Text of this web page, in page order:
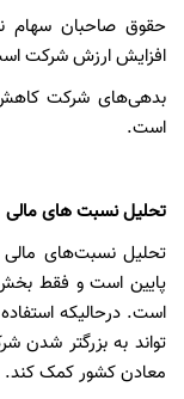
حقوق صاحبان سهام
افزایش ارزش شرکت
بدهی‌های شرکت کاهش
است.
تحلیل نسبت های مالی
تحلیل نسبت‌های
پایین است و فقط
است. درحالیکه
تواند به بزرگتر شدن
معادن کشور کمک کند.